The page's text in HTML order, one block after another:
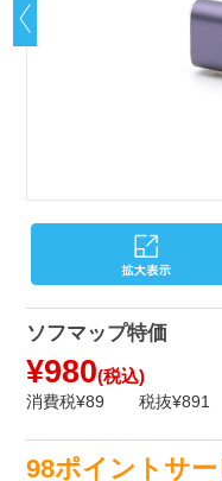
ソフマップ特価
¥980(税込)
消費税¥89 税抜¥891
98ポイントサ